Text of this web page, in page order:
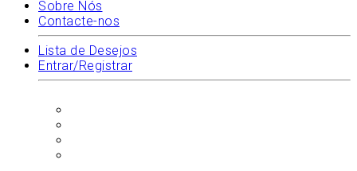
Sobre Nós
Contacte-nos
Lista de Desejos
Entrar/Registrar